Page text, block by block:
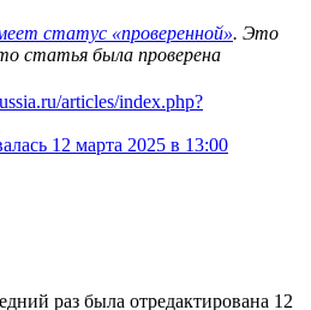
статус «проверенной». Это
статья была проверена
articles/index.php?
12 марта 2025 в 13:00
раз была отредактирована 12